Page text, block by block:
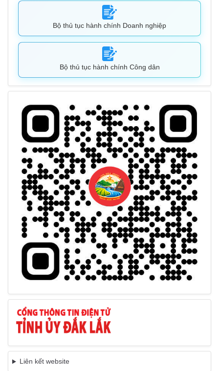
Bộ thủ tục hành chính Doanh nghiệp
Bộ thủ tục hành chính Công dân
Liên kết website